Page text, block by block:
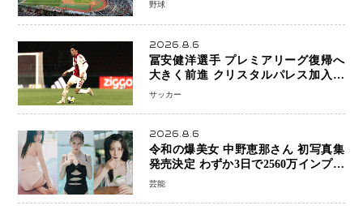
野球
2026.8.6
冨安健洋選手 プレミアリーグ復帰へ
大きく前進 クリスタルパレス加入目
前 メディカルチェックも通過
サッカー
2026.8.6
令和の爆美女 中野恵那さん 初写真集
発売決定 わずか3日で2560万インプレ
ッションを記録した話題の美貌を凝縮
芸能